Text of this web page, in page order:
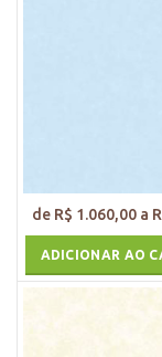
ADICIONAR AO